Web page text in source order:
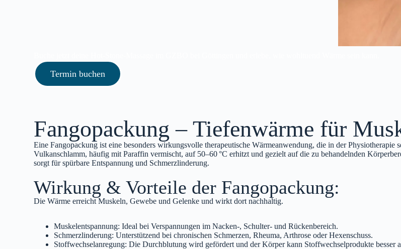
Termin buchen
Fangopackung – Tiefenwärme für
Eine Fangopackung ist eine besonders wirkungsvolle therapeutische Wärmeanwendung, die in der
Vulkanschlamm, häufig mit Paraffin vermischt, auf 50–60 °C erhitzt und gezielt auf die zu behandelnden
sorgt für spürbare Entspannung und Schmerzlinderung.
Wirkung & Vorteile der Fangopackung:
Die Wärme erreicht Muskeln, Gewebe und Gelenke und wirkt dort nachhaltig.
Muskelentspannung: Ideal bei Verspannungen im Nacken‑, Schulter‑ und Rückenbereich.
Schmerzlinderung: Unterstützend bei chronischen Schmerzen, Rheuma, Arthrose oder Hexenschuss.
Stoffwechselanregung: Die Durchblutung wird gefördert und der Körper kann Stoffwechselprodukte besser